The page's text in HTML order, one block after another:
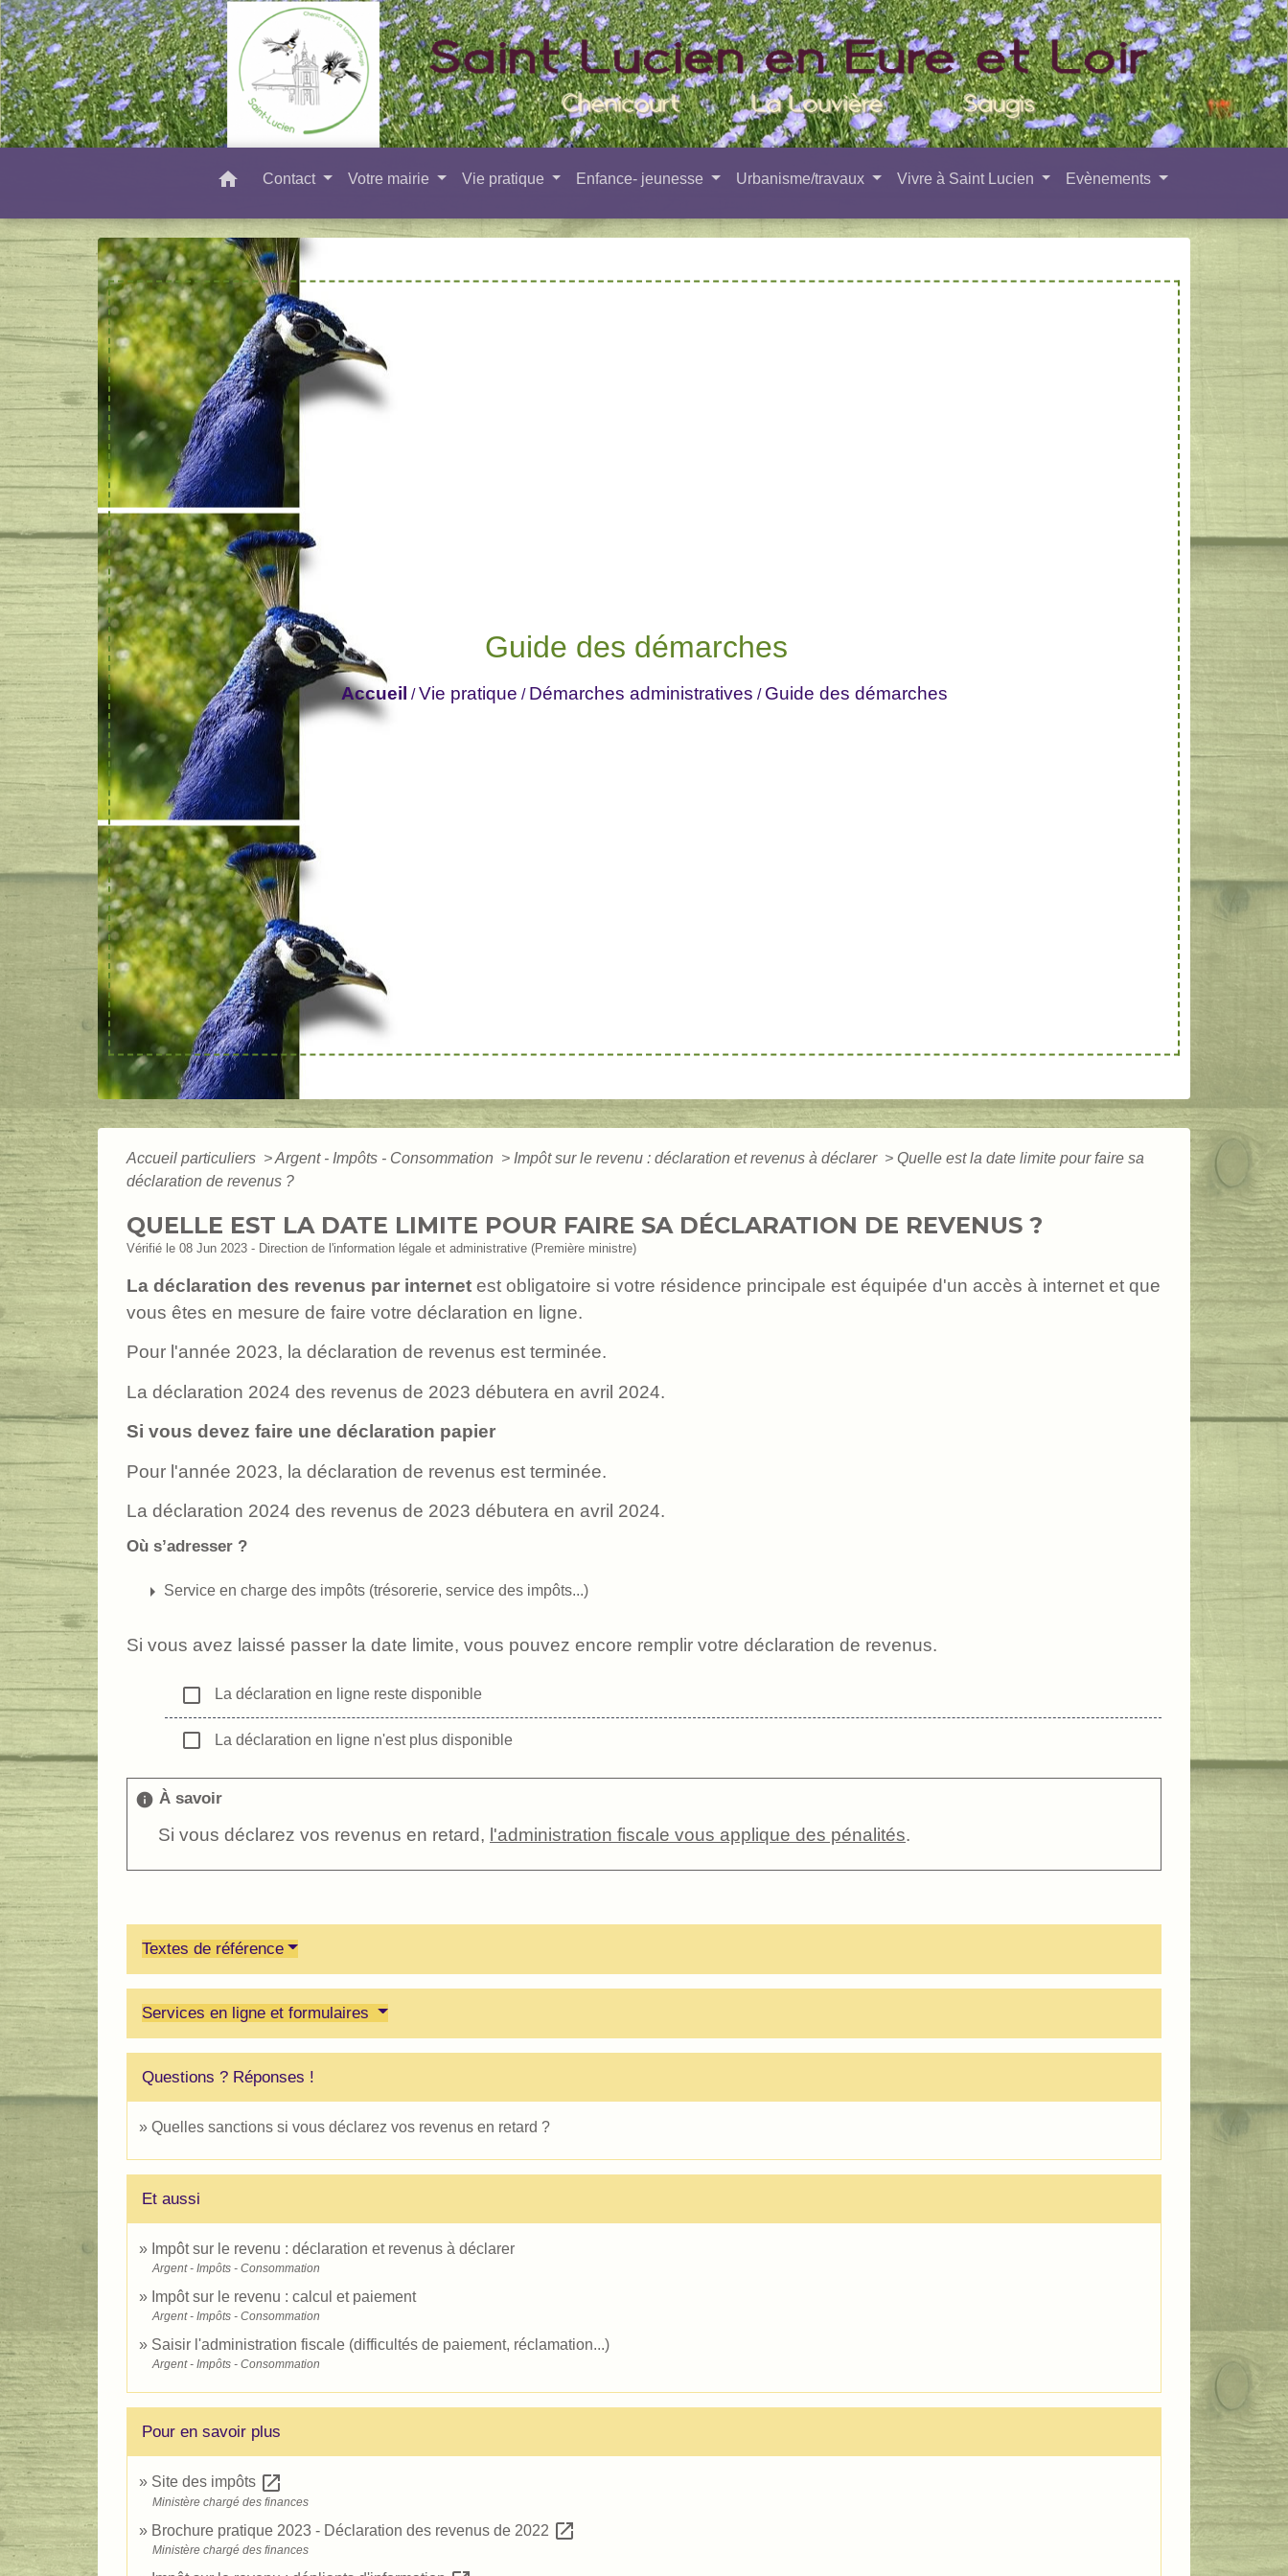
home Contact Votre mairie Vie pratique Enfance- jeunesse Urbanisme/travaux Vivre à Saint Lucien Evènements
Guide des démarches
Accueil /Vie pratique / Démarches administratives / Guide des démarches
Accueil particuliers >Argent - Impôts - Consommation > Impôt sur le revenu : déclaration et revenus à déclarer > Quelle est la date limite pour faire sa
déclaration de revenus ?
QUELLE EST LA DATE LIMITE POUR FAIRE SA DÉCLARATION DE REVENUS ?
Vérifié le 08 Jun 2023 - Direction de l'information légale et administrative (Première ministre)
La déclaration des revenus par internet est obligatoire si votre résidence principale est équipée d'un accès à internet et que
vous êtes en mesure de faire votre déclaration en ligne.
Pour l'année 2023, la déclaration de revenus est terminée.
La déclaration 2024 des revenus de 2023 débutera en avril 2024.
Si vous devez faire une déclaration papier
Pour l'année 2023, la déclaration de revenus est terminée.
La déclaration 2024 des revenus de 2023 débutera en avril 2024.
Où s’adresser ?
arrow_right Service en charge des impôts (trésorerie, service des impôts...)
Si vous avez laissé passer la date limite, vous pouvez encore remplir votre déclaration de revenus.
check_box_outline_blank La déclaration en ligne reste disponible
check_box_outline_blank La déclaration en ligne n'est plus disponible
info À savoir
Si vous déclarez vos revenus en retard, l'administration fiscale vous applique des pénalités.
Textes de référence
Services en ligne et formulaires
Questions ? Réponses !
Quelles sanctions si vous déclarez vos revenus en retard ?
Et aussi
Impôt sur le revenu : déclaration et revenus à déclarer
Argent - Impôts - Consommation
Impôt sur le revenu : calcul et paiement
Argent - Impôts - Consommation
Saisir l'administration fiscale (difficultés de paiement, réclamation...)
Argent - Impôts - Consommation
Pour en savoir plus
Site des impôts open_in_new
Ministère chargé des finances
Brochure pratique 2023 - Déclaration des revenus de 2022 open_in_new
Ministère chargé des finances